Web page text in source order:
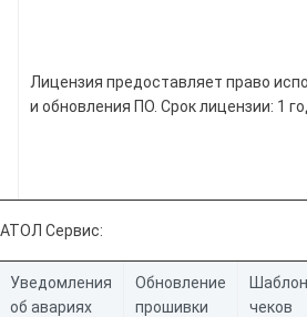
Лицензия предоставляет право
и обновления ПО. Срок лицензии: 1
Сервис:
Уведомления
об авариях
Обновление
прошивки
чеков